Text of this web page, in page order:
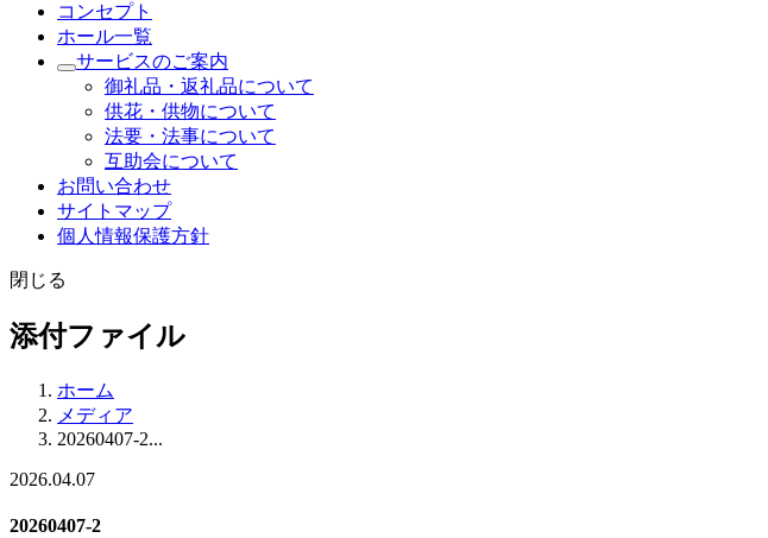
コンセプト
ホール一覧
サービスのご案内
御礼品・返礼品について
供花・供物について
法要・法事について
互助会について
お問い合わせ
サイトマップ
個人情報保護方針
閉じる
添付ファイル
ホーム
メディア
20260407-2...
2026.04.07
20260407-2